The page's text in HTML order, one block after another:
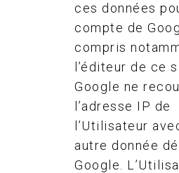
ces données
compte de
compris
l’éditeur de ce
Google ne
l’adresse IP de
l’Utilisateur
autre donnée
Google.